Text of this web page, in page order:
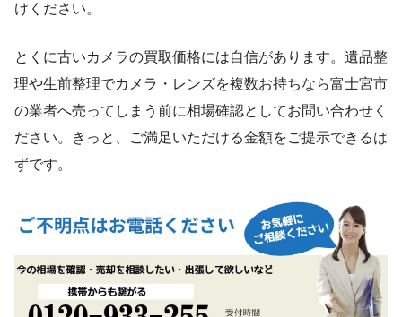
けください。
とくに古いカメラの買取価格には自信があります。遺品整
理や生前整理でカメラ・レンズを複数お持ちなら富士宮市
の業者へ売ってしまう前に相場確認としてお問い合わせく
ださい。きっと、ご満足いただける金額をご提示できるは
ずです。